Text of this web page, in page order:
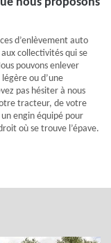
d’enlèvement auto
collectivités qui se
pouvons enlever
ou d’une
pas hésiter à nous
tracteur, de votre
engin équipé pour
où se trouve l’épave.